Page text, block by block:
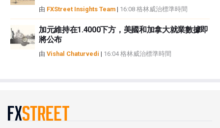
由 FXStreet Insights Team | 16:08 格林威治標準時間
加元維持在1.4000下方，美國和加拿大就業數據即
將公布
由 Vishal Chaturvedi | 16:04 格林威治標準時間